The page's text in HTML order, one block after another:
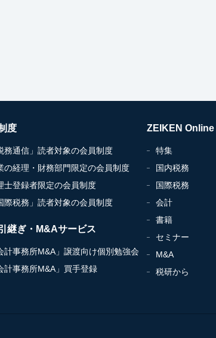
度
務通信」読者対象の会員制度
の経理・財務部門限定の会員制度
士登録者限定の会員制度
際税務」読者対象の会員制度
継ぎ・M&Aサービス
計事務所M&A」譲渡向け個別勉強会
計事務所M&A」買手登録
ZEIKEN
特集
国内税務
国際税務
会計
書籍
セミナー
M&A
税研から